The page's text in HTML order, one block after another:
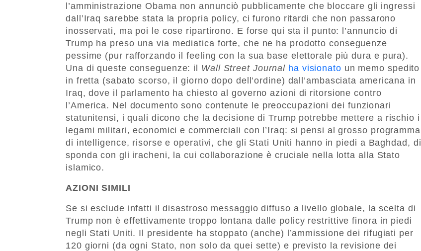
l’amministrazione Obama non annunciò pubblicamente che bloccare gli ingressi
dall’Iraq sarebbe stata la propria policy, ci furono ritardi che non passarono
inosservati, ma poi le cose ripartirono. E forse qui sta il punto: l’annuncio di
Trump ha preso una via mediatica forte, che ne ha prodotto conseguenze
pessime (pur rafforzando il feeling con la sua base elettorale più dura e pura).
Una di queste conseguenze: il Wall Street Journal ha visionato un memo spedito
in fretta (sabato scorso, il giorno dopo dell’ordine) dall’ambasciata americana in
Iraq, dove il parlamento ha chiesto al governo azioni di ritorsione contro
l’America. Nel documento sono contenute le preoccupazioni dei funzionari
statunitensi, i quali dicono che la decisione di Trump potrebbe mettere a rischio i
legami militari, economici e commerciali con l’Iraq: si pensi al grosso programma
di intelligence, risorse e operativi, che gli Stati Uniti hanno in piedi a Baghdad, di
sponda con gli iracheni, la cui collaborazione è cruciale nella lotta alla Stato
islamico.
AZIONI SIMILI
Se si esclude infatti il disastroso messaggio diffuso a livello globale, la scelta di
Trump non è effettivamente troppo lontana dalle policy restrittive finora in piedi
negli Stati Uniti. Il presidente ha stoppato (anche) l’ammissione dei rifugiati per
120 giorni (da ogni Stato, non solo da quei sette) e previsto la revisione dei